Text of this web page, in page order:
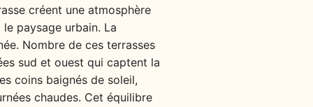
créent une atmosphère
paysage urbain. La
Nombre de ces terrasses
sud et ouest qui captent la
coins baignés de soleil,
chaudes. Cet équilibre